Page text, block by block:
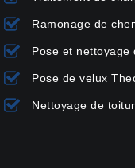
Ramonage de
Pose et nettoyage
Pose de velux
Nettoyage de